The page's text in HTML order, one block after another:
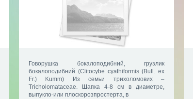
Говорушка бокалоподибний, грузлик
бокалоподибний (Clitocybe cyathiformis (Bull. ex
Fr.) Kumm) Из семьи трихоломових –
Tricholomataceae. Шапка 4-8 см в диаметре,
выпукло-или плоскорозпростерта, в